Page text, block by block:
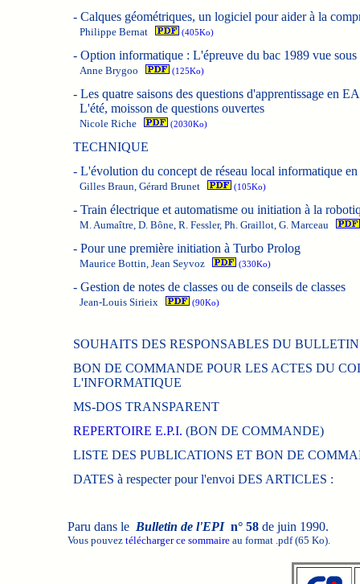
- Calques géométriques, un logiciel pour aider à la
Philippe Bernat (405Ko)
- Option informatique : L'épreuve du bac 1989 vue
Anne Brygoo (125Ko)
- Les quatre saisons des questions d'apprentissage en
L'été, moisson de questions ouvertes
Nicole Riche (2030Ko)
TECHNIQUE
- L'évolution du concept de réseau local informatique
Gilles Braun, Gérard Brunet (105Ko)
- Train électrique et automatisme ou initiation à la
M. Aumaître, D. Bône, R. Fessler, Ph. Graillot, G. Marceau
- Pour une première initiation à Turbo Prolog
Maurice Bottin, Jean Seyvoz (330Ko)
- Gestion de notes de classes ou de conseils de classes
Jean-Louis Sirieix (90Ko)
SOUHAITS DES RESPONSABLES DU
BON DE COMMANDE POUR LES ACTES DU
L'INFORMATIQUE
MS-DOS TRANSPARENT
REPERTOIRE E.P.I. (BON DE COMMANDE)
LISTE DES PUBLICATIONS ET BON DE
DATES à respecter pour l'envoi DES ARTICLES :
Paru dans le Bulletin de l'EPI n° 58de juin 1990.
Vous pouvez télécharger ce sommaireau format .pdf (65 Ko).